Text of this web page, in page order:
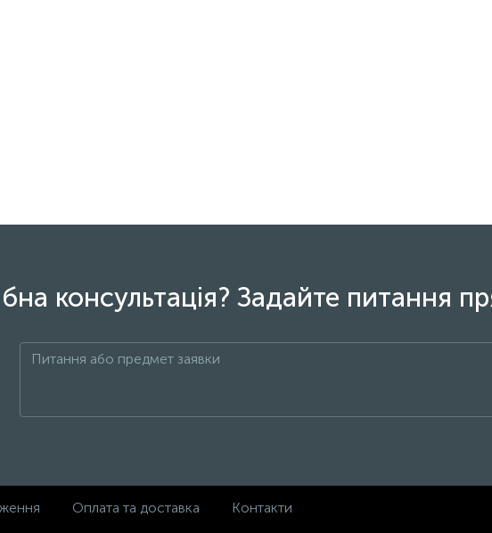
консультація? Задайте питання
Оплата та доставка Контакти